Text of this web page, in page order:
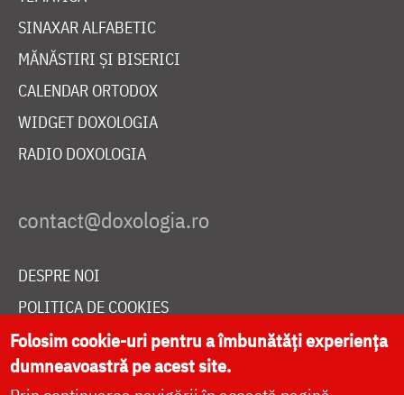
SINAXAR ALFABETIC
MĂNĂSTIRI ȘI BISERICI
CALENDAR ORTODOX
WIDGET DOXOLOGIA
RADIO DOXOLOGIA
DESPRE NOI
POLITICA DE COOKIES
DONEAZĂ ONLINE PENTRU CATEDRALA NAȚIONALĂ
Folosim cookie-uri pentru a îmbunătăți experiența
dumneavoastră pe acest site.